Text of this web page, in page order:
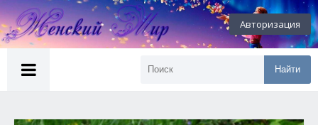
Авторизация
Найти